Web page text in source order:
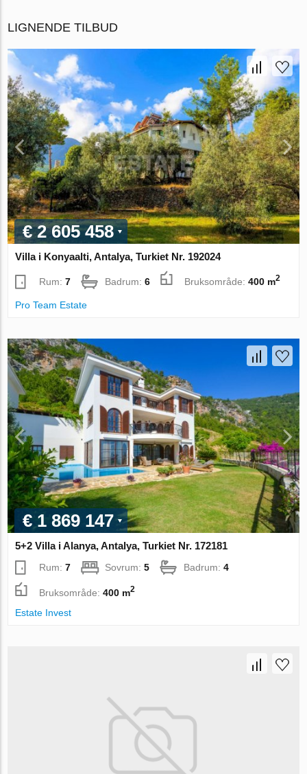
LIGNENDE TILBUD
€ 2 605 458
Villa i Konyaalti, Antalya, Turkiet Nr. 192024
Rum:7 Badrum:6 Bruksområde:400 m2
Pro Team Estate
€ 1 869 147
5+2 Villa i Alanya, Antalya, Turkiet Nr. 172181
Rum:7 Sovrum:5 Badrum:4
Bruksområde:400 m2
Estate Invest